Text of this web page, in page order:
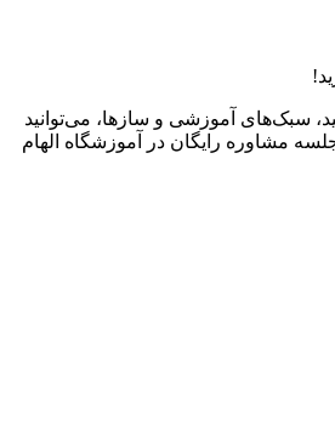
سبک‌های آموزشی و سازها، می‌توانید
مشاوره رایگان در آموزشگاه الهام